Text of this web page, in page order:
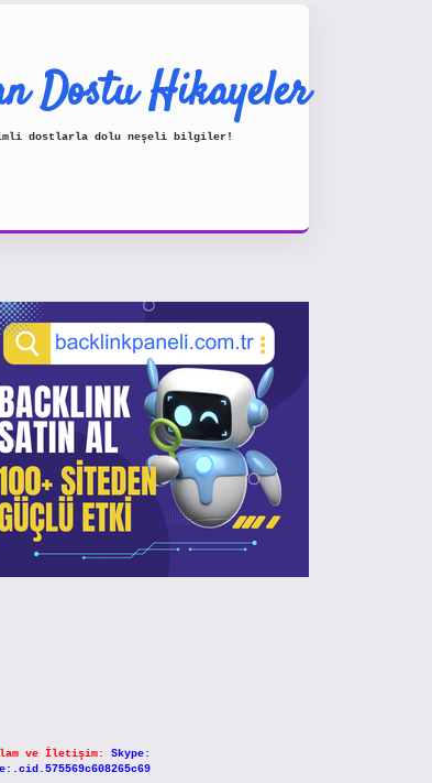
Dostu Hikayeler
dostlarla dolu neşeli bilgiler!
ve İletişim:
Skype: